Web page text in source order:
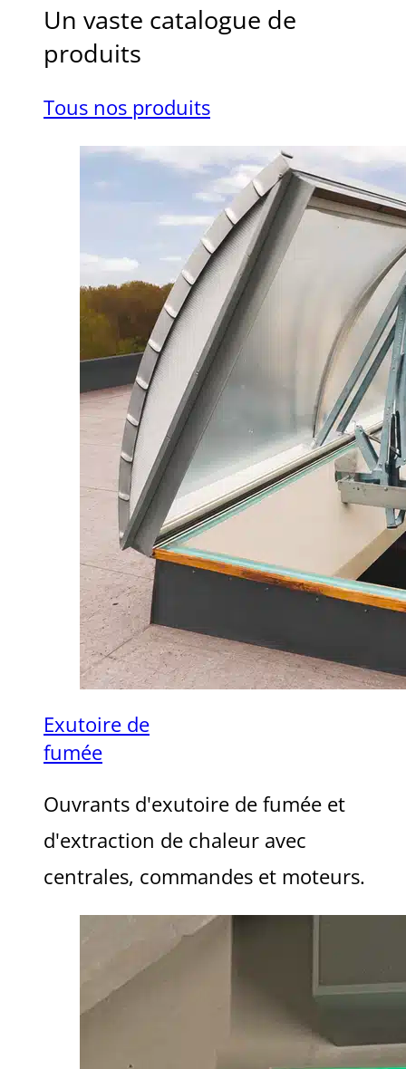
Un vaste catalogue de
produits
Tous nos produits
Exutoire de
fumée
Ouvrants d'exutoire de fumée et
d'extraction de chaleur avec
centrales, commandes et moteurs.